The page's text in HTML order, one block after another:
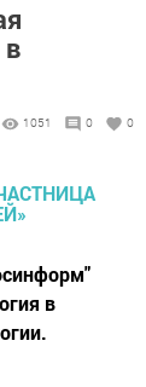
в
1051 0 0
в